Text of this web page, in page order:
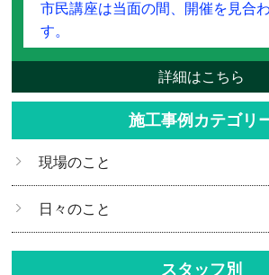
市民講座は当面の間、開催を見合
す。
詳細はこちら
施工事例カテゴリ
現場のこと
日々のこと
スタッフ別